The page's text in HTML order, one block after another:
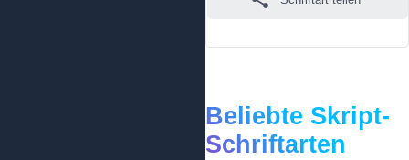
Beliebte Skript-
Schriftarten